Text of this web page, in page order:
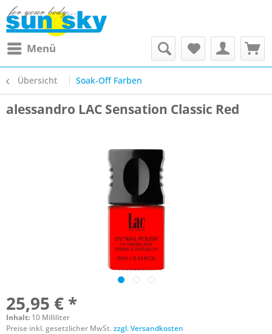
Menü
Übersicht Soak-Off Farben
alessandro LAC Sensation Classic Red
25,95 € *
Inhalt: 10 Milliliter
Preise inkl. gesetzlicher MwSt.zzgl. Versandkosten